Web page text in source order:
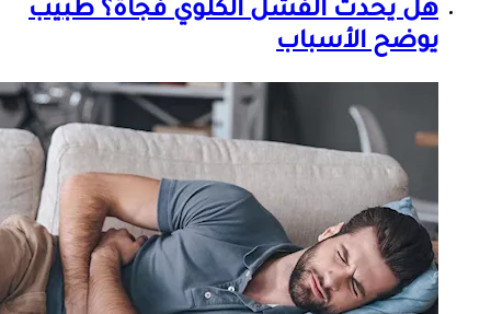
هل يحدث الفشل الكلوي فجأة؟ طبيب
يوضح الأسباب